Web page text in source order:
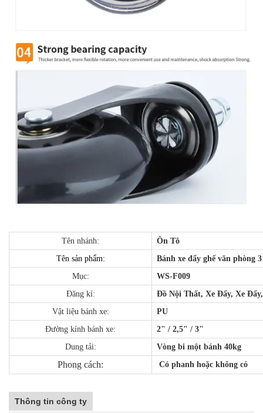
Tên nhánh:
Ôn Tô
Tên sản phẩm:
Bánh xe đẩy ghế văn phòng
Mục:
WS-F009
Đăng kí:
Đồ Nội Thất, Xe Đẩy, Xe
Vật liệu bánh xe:
PU
Đường kính bánh xe:
2" / 2,5" / 3"
Dung tải:
Vòng bi một bánh 40kg
Phong cách: Có phanh hoặc không có
Thông tin công ty